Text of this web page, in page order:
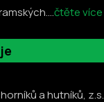
čtěte více
a hutníků, z.s.